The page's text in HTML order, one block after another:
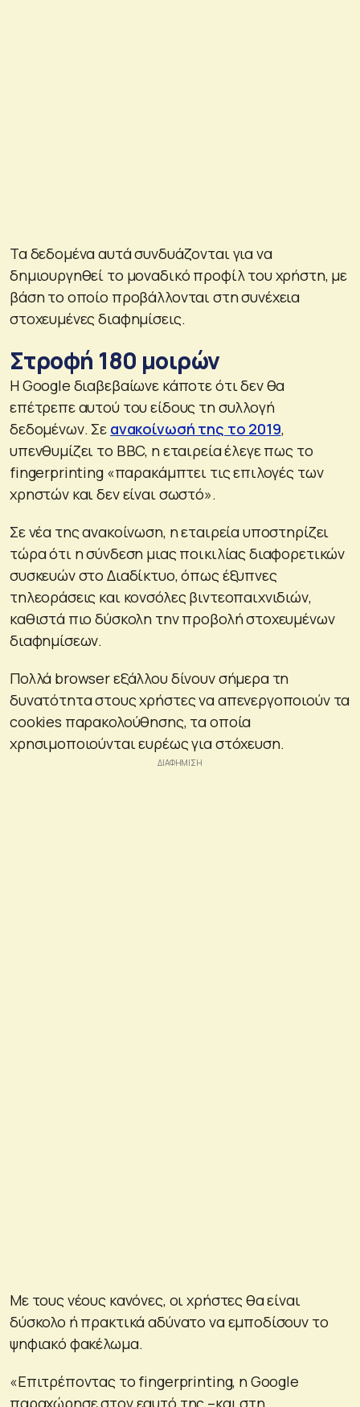
Τα δεδομένα αυτά συνδυάζονται για να
δημιουργηθεί το μοναδικό προφίλ του χρήστη, με
βάση το οποίο προβάλλονται στη συνέχεια
στοχευμένες διαφημίσεις.
Στροφή 180 μοιρών
Η Google διαβεβαίωνε κάποτε ότι δεν θα
επέτρεπε αυτού του είδους τη συλλογή
δεδομένων. Σε ανακοίνωσή της το 2019,
υπενθυμίζει το BBC, η εταιρεία έλεγε πως το
fingerprinting «παρακάμπτει τις επιλογές των
χρηστών και δεν είναι σωστό».
Σε νέα της ανακοίνωση, η εταιρεία υποστηρίζει
τώρα ότι η σύνδεση μιας ποικιλίας διαφορετικών
συσκευών στο Διαδίκτυο, όπως έξυπνες
τηλεοράσεις και κονσόλες βιντεοπαιχνιδιών,
καθιστά πιο δύσκολη την προβολή στοχευμένων
διαφημίσεων.
Πολλά browser εξάλλου δίνουν σήμερα τη
δυνατότητα στους χρήστες να απενεργοποιούν τα
cookies παρακολούθησης, τα οποία
χρησιμοποιούνται ευρέως για στόχευση.
Με τους νέους κανόνες, οι χρήστες θα είναι
δύσκολο ή πρακτικά αδύνατο να εμποδίσουν το
ψηφιακό φακέλωμα.
«Επιτρέποντας το fingerprinting, η Google